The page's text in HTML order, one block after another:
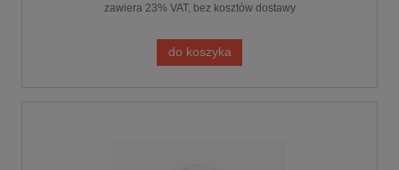
zawiera 23% VAT, bez kosztów dostawy
do koszyka